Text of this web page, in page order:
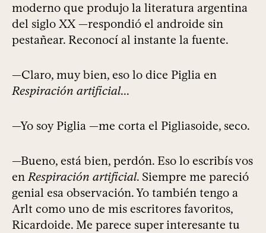
moderno que produjo la literatura argentina
del siglo XX —respondió el androide sin
pestañear. Reconocí al instante la fuente.
—Claro, muy bien, eso lo dice Piglia en
Respiración artificial...
—Yo soy Piglia —me corta el Pigliasoide, seco.
—Bueno, está bien, perdón. Eso lo escribís vos
enRespiración artificial. Siempre me pareció
genial esa observación. Yo también tengo a
Arlt como uno de mis escritores favoritos,
Ricardoide. Me parece super interesante tu